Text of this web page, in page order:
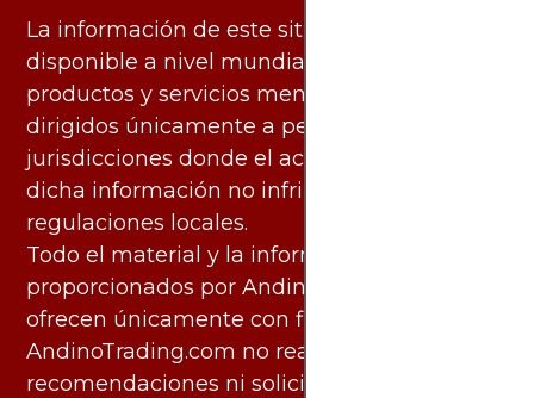
La información de este sitio web está
disponible a nivel mundial. Sin embargo, los
productos y servicios mencionados están
dirigidos únicamente a personas en
jurisdicciones donde el acceso y uso de
dicha información no infringe leyes o
regulaciones locales.
Todo el material y la información
proporcionados por AndinoTrading.com se
ofrecen únicamente con fines informativos.
AndinoTrading.com no realiza
recomendaciones ni solicita acciones